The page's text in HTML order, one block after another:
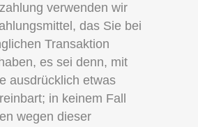
verwenden wir
das Sie bei
Transaktion
es sei denn, mit
ausdrücklich etwas
in keinem Fall
wegen dieser